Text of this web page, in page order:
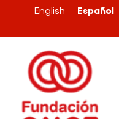
Pasar al contenido principal
English Español